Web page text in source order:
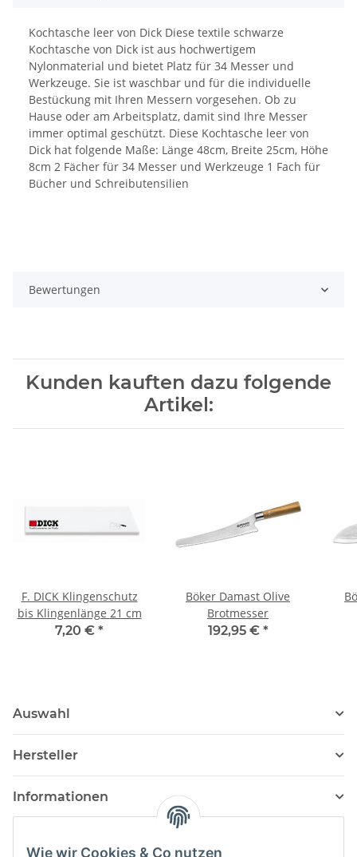
Wie wir Cookies & Co nutzen
Kochtasche leer von Dick Diese textile schwarze
Kochtasche von Dick ist aus hochwertigem
Nylonmaterial und bietet Platz für 34 Messer und
Werkzeuge. Sie ist waschbar und für die individuelle
Bestückung mit Ihren Messern vorgesehen. Ob zu
Hause oder am Arbeitsplatz, damit sind Ihre Messer
immer optimal geschützt. Diese Kochtasche leer von
Dick hat folgende Maße: Länge 48cm, Breite 25cm, Höhe
8cm 2 Fächer für 34 Messer und Werkzeuge 1 Fach für
Bücher und Schreibutensilien
Bewertungen
Kunden kauften dazu folgende
Artikel:
F. DICK Klingenschutz
bis Klingenlänge 21 cm
7,20 € *
Böker Damast Olive
Brotmesser
192,95 € *
Auswahl
Hersteller
Informationen